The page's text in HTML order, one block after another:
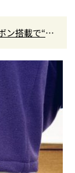
ン搭載で“走